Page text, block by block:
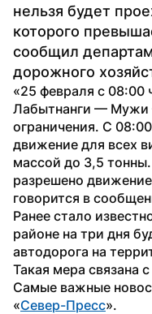
нельзя будет
которого
сообщил
дорожного
«25 февраля с 08:00
Лабытнанги — Мужи
ограничения. С
движение для всех
массой до 3,5
разрешено
говорится в
Ранее стало
районе на три дня
автодорога на
Такая мера связана
Самые важные
«Север-Пресс».